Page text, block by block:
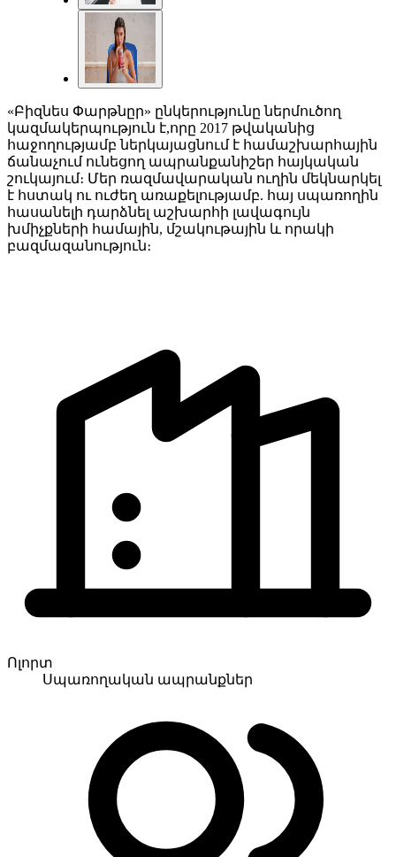
«Բիզնես Փարթնըր» ընկերությունը ներմուծող
կազմակերպություն է,որը 2017 թվականից
հաջողությամբ ներկայացնում է համաշխարհային
ճանաչում ունեցող ապրանքանիշեր հայկական
շուկայում։ Մեր ռազմավարական ուղին մեկնարկել
է հստակ ու ուժեղ առաքելությամբ. հայ սպառողին
հասանելի դարձնել աշխարհի լավագույն
խմիչքների համային, մշակութային և որակի
բազմազանություն։
Ոլորտ
Սպառողական ապրանքներ